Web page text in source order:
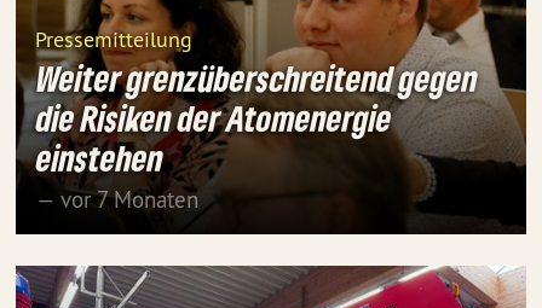
Pressemitteilung
Weiter grenzüberschreitend gegen
die Risiken der Atomenergie
einstehen
— vor 7 Monaten